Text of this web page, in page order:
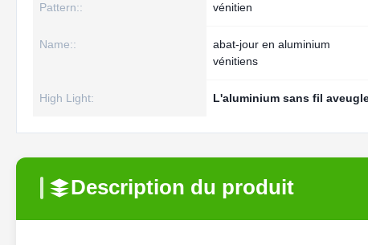
Pattern:: vénitien
Name::
abat-jour en aluminium
vénitiens
High Light: L'aluminium sans fil
Description du produit